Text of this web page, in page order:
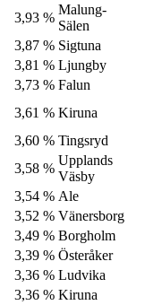
3,93 %
Malung-
Sälen
3,87 % Sigtuna
3,81 % Ljungby
3,73 % Falun
3,61 % Kiruna
3,60 % Tingsryd
3,58 %
Upplands
Väsby
3,54 % Ale
3,52 % Vänersborg
3,49 % Borgholm
3,39 % Österåker
3,36 % Ludvika
3,36 % Kiruna